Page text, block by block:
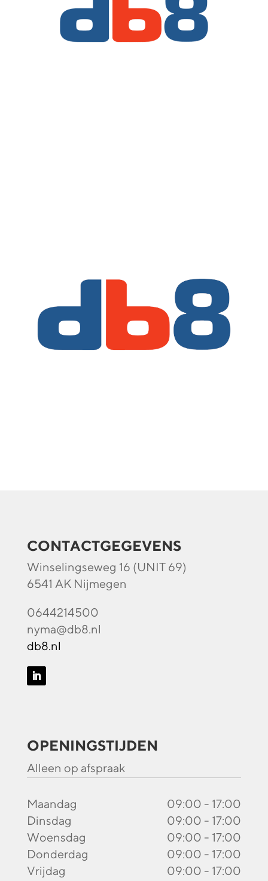
CONTACTGEGEVENS
Winselingseweg 16 (UNIT 69)
6541 AK Nijmegen
0644214500
nyma@db8.nl
db8.nl
OPENINGSTIJDEN
Alleen op afspraak
Maandag
09:00 - 17:00
Dinsdag
09:00 - 17:00
Woensdag
09:00 - 17:00
Donderdag
09:00 - 17:00
Vrijdag
09:00 - 17:00